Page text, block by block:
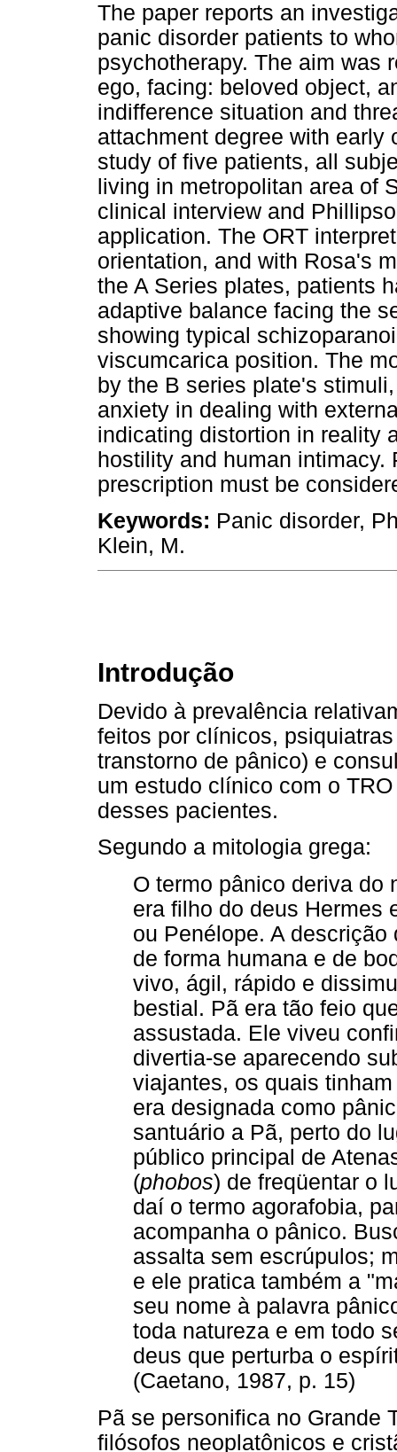
The paper reports an
panic disorder patients to
psychotherapy. The aim was
ego, facing: beloved object,
indifference situation and
attachment degree with early
study of five patients, all
living in metropolitan area of
clinical interview and
application. The ORT
orientation, and with Rosa's
the A Series plates, patients
adaptive balance facing the
showing typical
viscumcarica position. The
by the B series plate's
anxiety in dealing with
indicating distortion in reality
hostility and human
prescription must be
Keywords: Panic disorder,
Klein, M.
Introdução
Devido à prevalência
feitos por clínicos,
transtorno de pânico) e
um estudo clínico com o
desses pacientes.
Segundo a mitologia grega:
O termo pânico deriva do
era filho do deus Hermes
ou Penélope. A
de forma humana e de
vivo, ágil, rápido e
bestial. Pã era tão feio
assustada. Ele viveu
divertia-se aparecendo
viajantes, os quais
era designada como
santuário a Pã, perto do
público principal de
(phobos) de freqüentar o
daí o termo agorafobia,
acompanha o pânico.
assalta sem escrúpulos;
e ele pratica também a
seu nome à palavra
toda natureza e em todo
deus que perturba o
(Caetano, 1987, p. 15)
Pã se personifica no Grande
filósofos neoplatônicos e